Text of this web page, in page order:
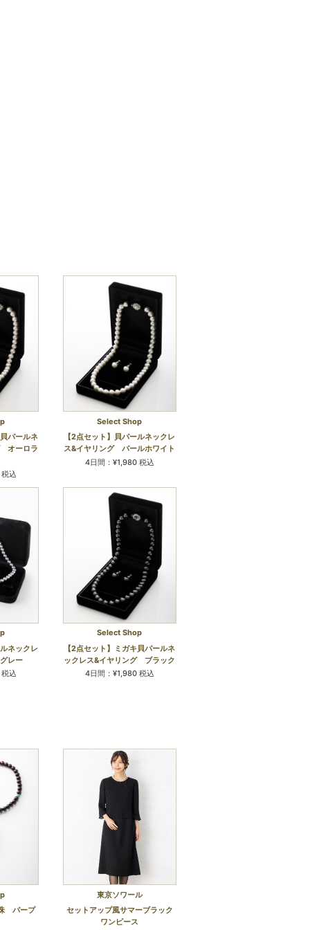
パールネ
オーロラ
込
Select Shop
【2点セット】貝パールネックレ
ス&イヤリング パールホワイト
4日間：¥1,980 税込
ネックレ
レー
込
Select Shop
【2点セット】ミガキ貝パールネ
ックレス&イヤリング ブラック
4日間：¥1,980 税込
パープ
東京ソワール
セットアップ風サマーブラック
ワンピース